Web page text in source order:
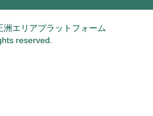
エリアプラットフォーム
reserved.